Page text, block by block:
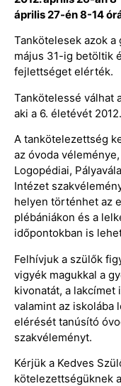
április 27-én 8-14
Tankötelesek azok a
május 31-ig betöltik
fejlettséget elérték.
Tankötelessé válhat
aki a 6. életévét
A tankötelezettség
az óvoda
Logopédiai,
Intézet
helyen történhet az
plébániákon és a
időpontokban is
Felhívjuk a szülők
vigyék magukkal a
kivonatát, a lakcímet
valamint az iskolába
elérését tanúsító
szakvéleményt.
Kérjük a Kedves
kötelezettségüknek